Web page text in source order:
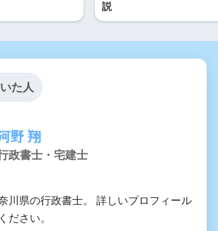
説
た人
野 翔
政書士・宅建士
川県の行政書士。 詳しいプロフィール
ださい。